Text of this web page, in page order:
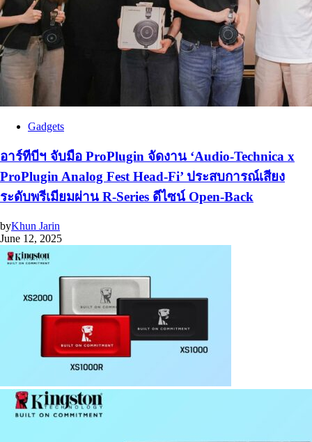
Gadgets
อาร์ทีบีฯ จับมือ ProPlugin จัดงาน ‘Audio-Technica x
ProPlugin Analog Fest Head-Fi’ ประสบการณ์เสียง
ระดับพรีเมียมผ่าน R-Series ดีไซน์ Open-Back
byKhun Jarin
June 12, 2025